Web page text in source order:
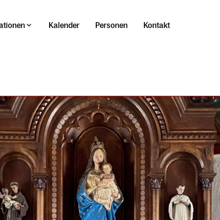
Kalender Personen Kontakt